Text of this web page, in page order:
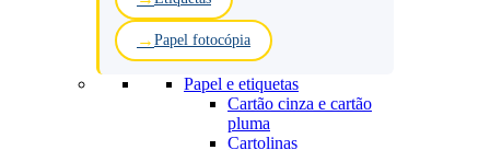
Papel fotocópia
Papel e etiquetas
Cartão cinza e cartão
pluma
Cartolinas